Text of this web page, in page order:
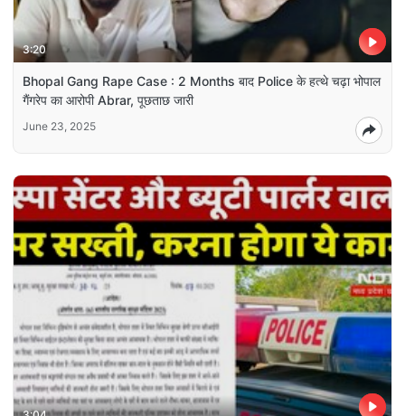
3:20
Bhopal Gang Rape Case : 2 Months बाद Police के हत्थे चढ़ा भोपाल
गैंगरेप का आरोपी Abrar, पूछताछ जारी
June 23, 2025